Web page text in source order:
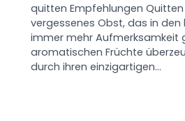
quitten Empfehlungen Quitten
vergessenes Obst, das in den
immer mehr Aufmerksamkeit
aromatischen Früchte
durch ihren einzigartigen…